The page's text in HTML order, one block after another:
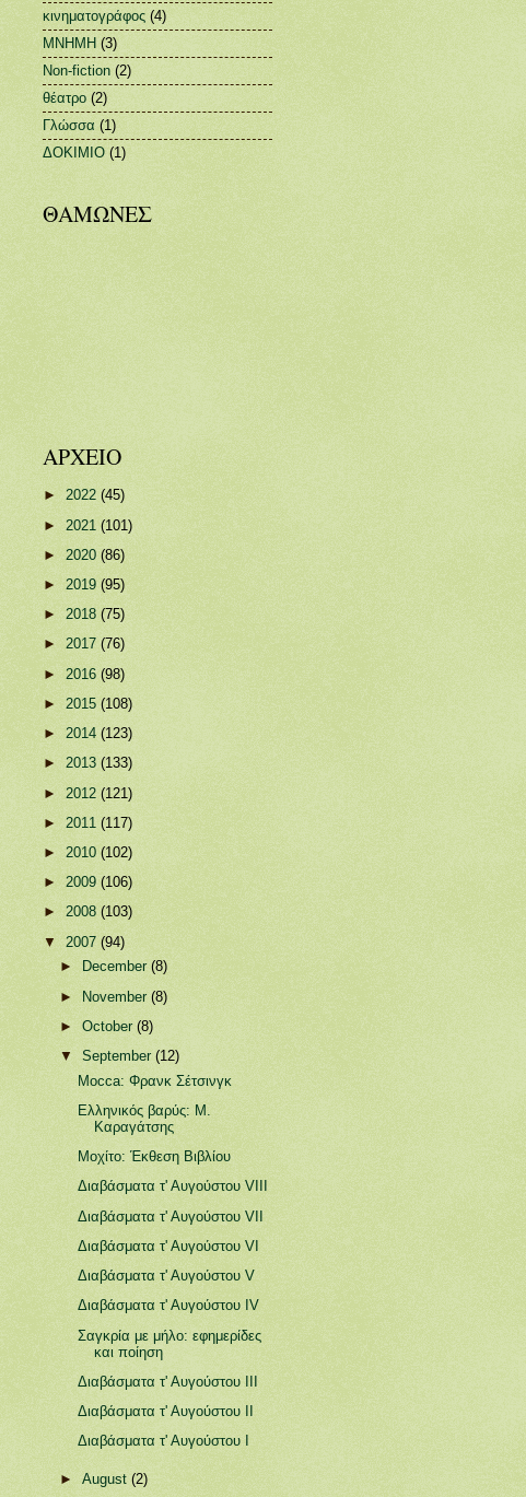
κινηματογράφος (4)
ΜΝΗΜΗ (3)
Non-fiction (2)
θέατρο (2)
Γλώσσα (1)
ΔΟΚΙΜΙΟ (1)
ΘΑΜΩΝΕΣ
ΑΡΧΕΙΟ
► 2022 (45)
► 2021 (101)
► 2020 (86)
► 2019 (95)
► 2018 (75)
► 2017 (76)
► 2016 (98)
► 2015 (108)
► 2014 (123)
► 2013 (133)
► 2012 (121)
► 2011 (117)
► 2010 (102)
► 2009 (106)
► 2008 (103)
▼ 2007 (94)
►
December(8)
► November(8)
►October(8)
▼September(12)
Mocca: Φρανκ Σέτσινγκ
Ελληνικός βαρύς: Μ.
Καραγάτσης
Μοχίτο: Έκθεση Βιβλίου
Διαβάσματα τ' Αυγούστου VIII
Διαβάσματα τ' Αυγούστου VII
Διαβάσματα τ' Αυγούστου VI
Διαβάσματα τ' Αυγούστου V
Διαβάσματα τ' Αυγούστου IV
Σαγκρία με μήλο: εφημερίδες
και ποίηση
Διαβάσματα τ' Αυγούστου ΙΙΙ
Διαβάσματα τ' Αυγούστου ΙΙ
Διαβάσματα τ' Αυγούστου Ι
►August(2)